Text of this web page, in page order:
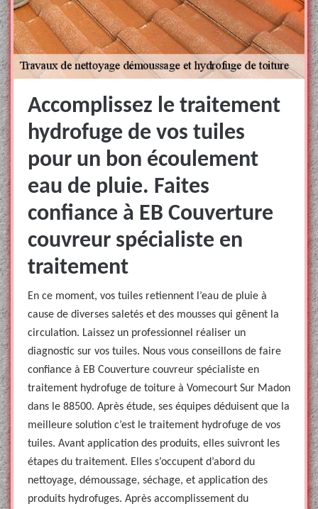
Accomplissez le traitement
hydrofuge de vos tuiles
pour un bon écoulement
eau de pluie. Faites
confiance à EB Couverture
couvreur spécialiste en
traitement
En ce moment, vos tuiles retiennent l’eau de pluie à
cause de diverses saletés et des mousses qui gênent la
circulation. Laissez un professionnel réaliser un
diagnostic sur vos tuiles. Nous vous conseillons de faire
confiance à EB Couverture couvreur spécialiste en
traitement hydrofuge de toiture à Vomecourt Sur Madon
dans le 88500. Après étude, ses équipes déduisent que la
meilleure solution c’est le traitement hydrofuge de vos
tuiles. Avant application des produits, elles suivront les
étapes du traitement. Elles s’occupent d’abord du
nettoyage, démoussage, séchage, et application des
produits hydrofuges. Après accomplissement du